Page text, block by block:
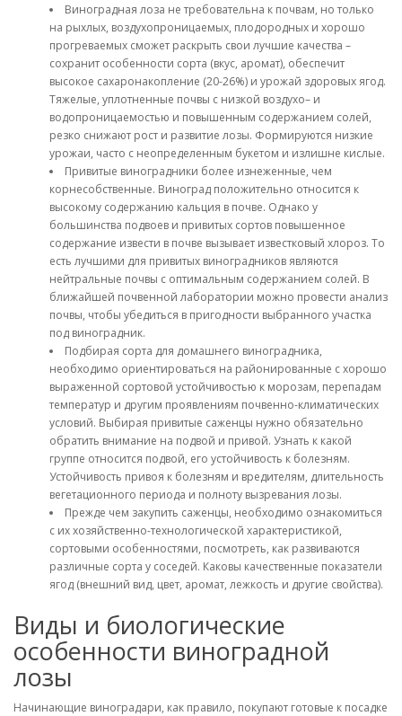
Виноградная лоза не требовательна к почвам, но только
на рыхлых, воздухопроницаемых, плодородных и хорошо
прогреваемых сможет раскрыть свои лучшие качества –
сохранит особенности сорта (вкус, аромат), обеспечит
высокое сахаронакопление (20-26%) и урожай здоровых ягод.
Тяжелые, уплотненные почвы с низкой воздухо– и
водопроницаемостью и повышенным содержанием солей,
резко снижают рост и развитие лозы. Формируются низкие
урожаи, часто с неопределенным букетом и излишне кислые.
Привитые виноградники более изнеженные, чем
корнесобственные. Виноград положительно относится к
высокому содержанию кальция в почве. Однако у
большинства подвоев и привитых сортов повышенное
содержание извести в почве вызывает известковый хлороз. То
есть лучшими для привитых виноградников являются
нейтральные почвы с оптимальным содержанием солей. В
ближайшей почвенной лаборатории можно провести анализ
почвы, чтобы убедиться в пригодности выбранного участка
под виноградник.
Подбирая сорта для домашнего виноградника,
необходимо ориентироваться на районированные с хорошо
выраженной сортовой устойчивостью к морозам, перепадам
температур и другим проявлениям почвенно-климатических
условий. Выбирая привитые саженцы нужно обязательно
обратить внимание на подвой и привой. Узнать к какой
группе относится подвой, его устойчивость к болезням.
Устойчивость привоя к болезням и вредителям, длительность
вегетационного периода и полноту вызревания лозы.
Прежде чем закупить саженцы, необходимо ознакомиться
с их хозяйственно-технологической характеристикой,
сортовыми особенностями, посмотреть, как развиваются
различные сорта у соседей. Каковы качественные показатели
ягод (внешний вид, цвет, аромат, лежкость и другие свойства).
Виды и биологические
особенности виноградной
лозы
Начинающие виноградари, как правило, покупают готовые к посадке